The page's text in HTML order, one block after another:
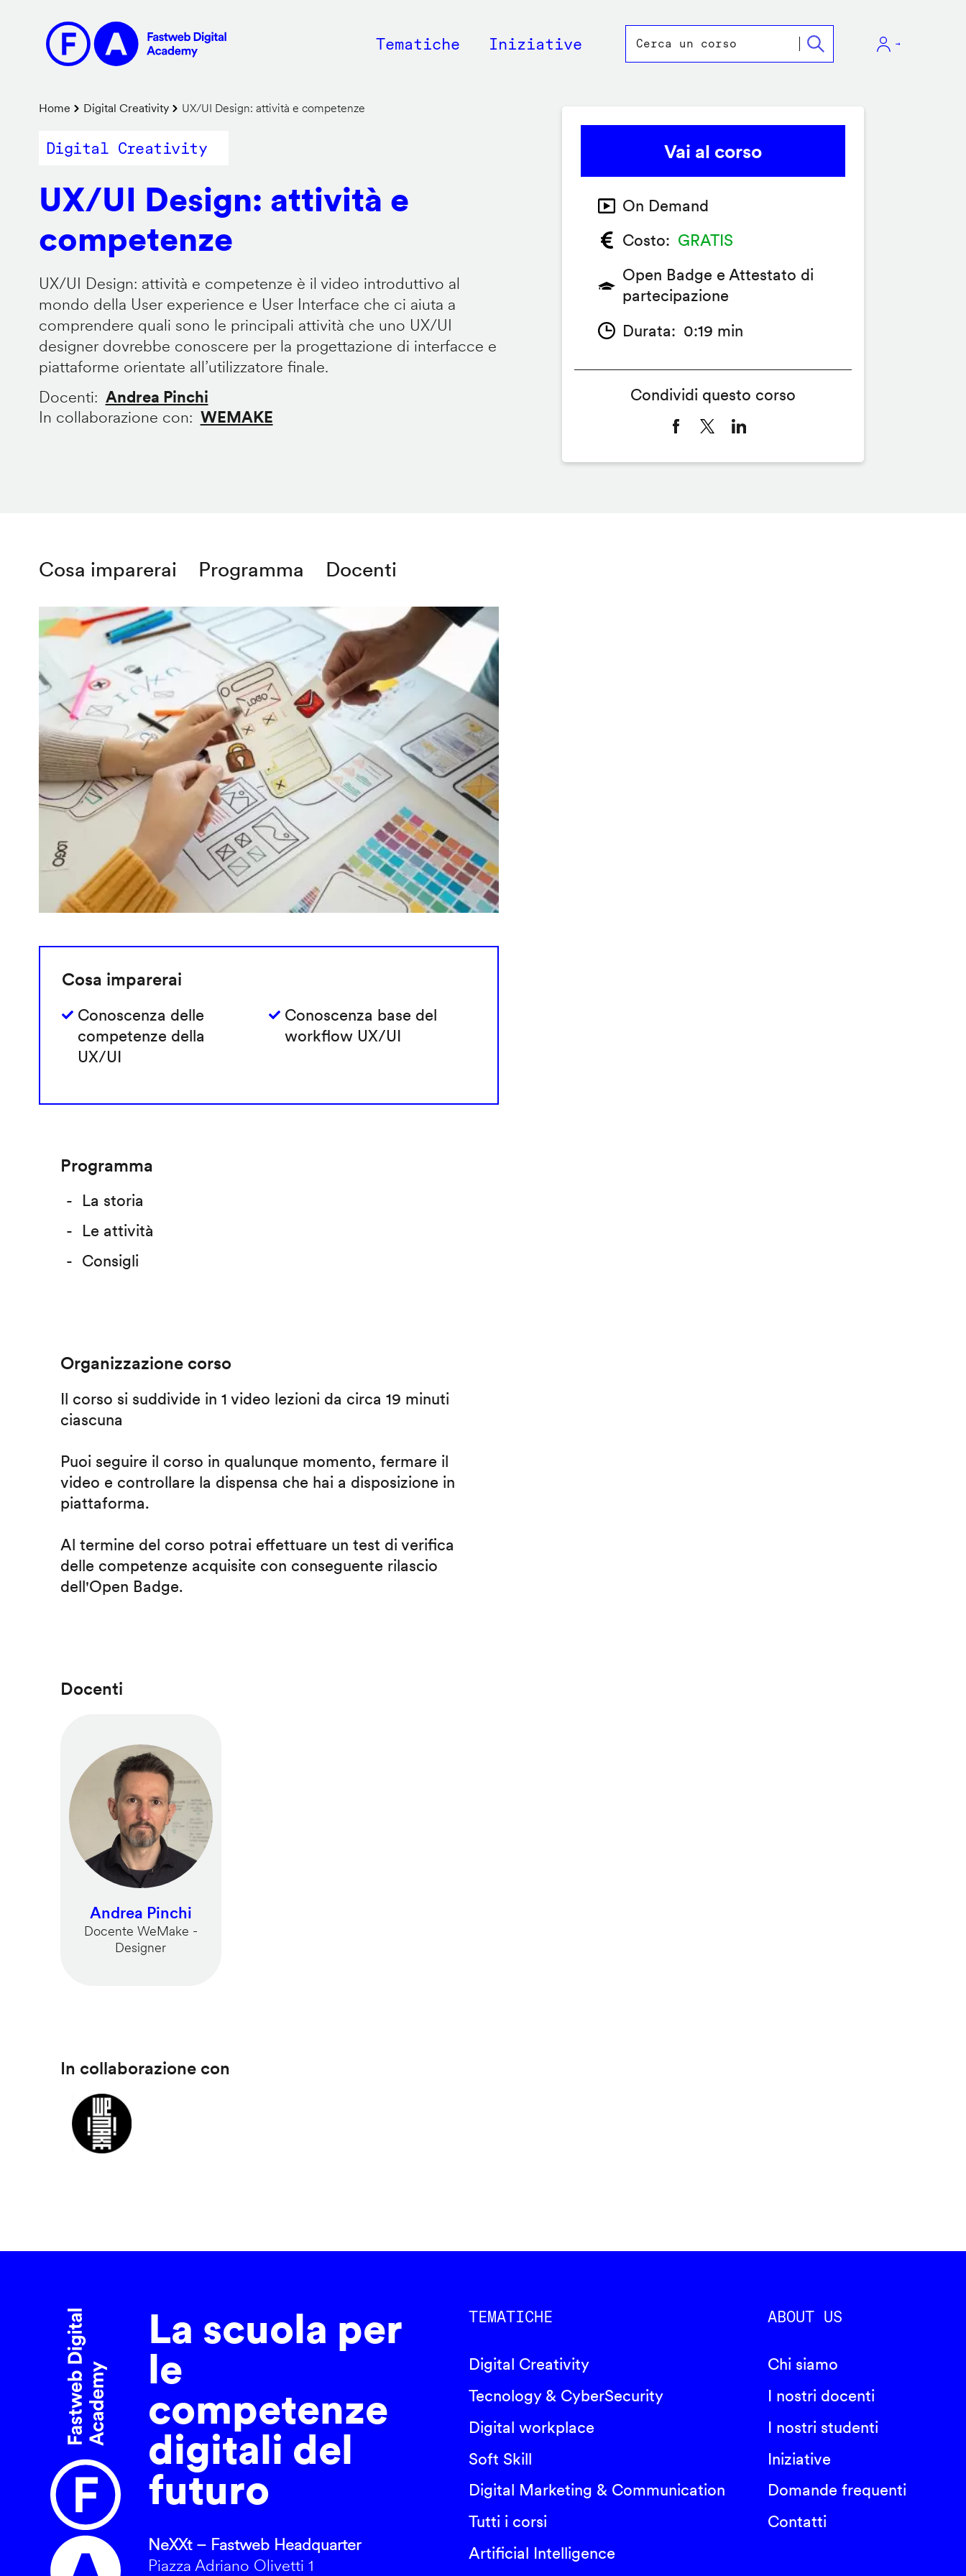
contenuto
principale
Main
Tematiche Iniziative
Briciole
di
Home Digital Creativity UX/UI Design: attività e competenze
Digital Creativity
UX/UI Design: attività e
competenze
UX/UI Design: attività e competenze è il video introduttivo al
mondo della User experience e User Interface che ci aiuta a
comprendere quali sono le principali attività che uno UX/UI
designer dovrebbe conoscere per la progettazione di interfacce e
piattaforme orientate all’utilizzatore finale.
Docenti
Andrea Pinchi
In collaborazione con
WEMAKE
Cosa imparerai Programma Docenti
Cosa imparerai
Conoscenza delle
competenze della
UX/UI
Conoscenza base del
workflow UX/UI
Programma
La storia
Le attività
Consigli
Organizzazione corso
Il corso si suddivide in 1 video lezioni da circa 19 minuti
ciascuna
Puoi seguire il corso in qualunque momento, fermare il
video e controllare la dispensa che hai a disposizione in
piattaforma.
Al termine del corso potrai effettuare un test di verifica
delle competenze acquisite con conseguente rilascio
dell'Open Badge.
Docenti
Andrea Pinchi
Docente WeMake -
Designer
In collaborazione con
Vai al corso
On Demand
Costo
GRATIS
Open Badge e Attestato di
partecipazione
Durata
0:19 min
Condividi questo corso
La scuola per
le
competenze
digitali del
futuro
NeXXt – Fastweb Headquarter
Piazza Adriano Olivetti 1
TEMATICHE
Digital Creativity
Tecnology & CyberSecurity
Digital workplace
Soft Skill
Digital Marketing & Communication
Tutti i corsi
Artificial Intelligence
ABOUT US
Chi siamo
I nostri docenti
I nostri studenti
Iniziative
Domande frequenti
Contatti